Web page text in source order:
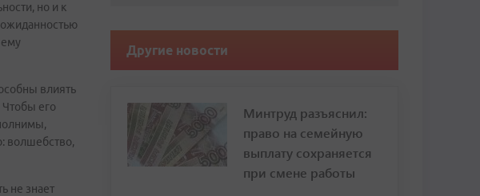
но и к
влиять
Чтобы его
волшебство,
не знает
Другие новости
Минтруд разъяснил:
право на семейную
выплату сохраняется
при смене работы